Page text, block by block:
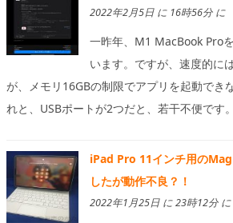
2022年2月5日 に 16時56分 に
一昨年、M1 MacBook Pro
います。ですが、速度的に
が、メモリ16GBの制限でアプリを起動でき
れと、USBポートが2つだと、若干不便です
iPad Pro 11インチ用の
したが動作不良？！
2022年1月25日 に 23時12分 に